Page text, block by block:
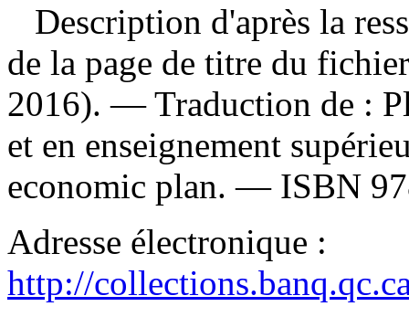
Description d'après la
de la page de titre du
2016). —Traduction de :
et en enseignement
economic plan. — ISBN
Adresse électronique :
http://